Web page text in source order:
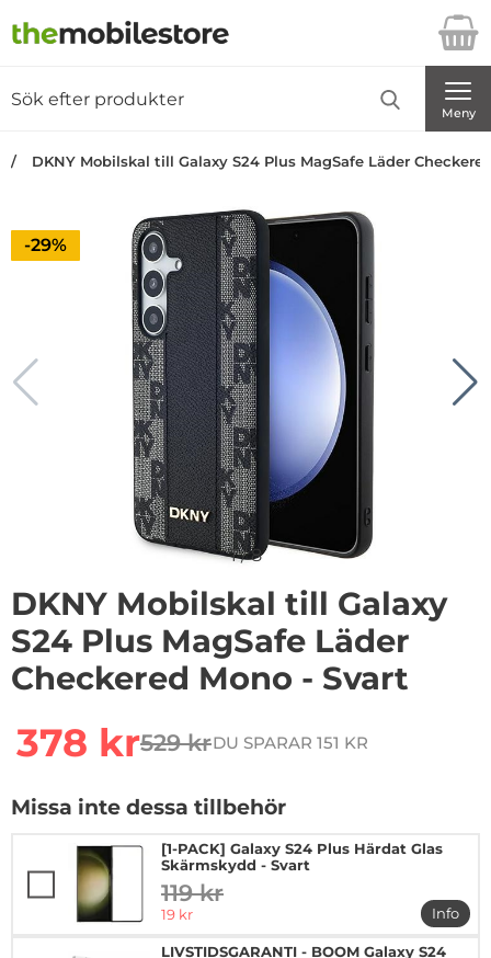
Startsidan för Danira Telecom AB
Meny
DKNY Mobilskal till Galaxy S24 Plus MagSafe Läder
Priset är nedsatt med
-29%
1/8
DKNY Mobilskal till Galaxy
S24 Plus MagSafe Läder
Checkered Mono - Svart
rea pris
378 krtidigare pris
529 krDU SPARAR 151 KR
Missa inte dessa tillbehör
[1-PACK] Galaxy S24 Plus Härdat Glas
Skärmskydd - Svart
tidigare pris
119 kr
rea pris
19 kr
Info
mer
LIVSTIDSGARANTI - BOOM Galaxy S24